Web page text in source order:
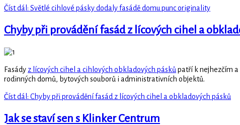
Číst dál: Světlé cihlové pásky dodaly fasádě domu punc originality
Chyby při provádění fasád z lícových cihel a
Fasády z lícových cihel a cihlových obkladových pásků patří k nejhezčím
rodinných domů, bytových souborů i administrativních objektů.
Číst dál: Chyby při provádění fasád z lícových cihel a obkladových pásků
Jak se staví sen s Klinker Centrum